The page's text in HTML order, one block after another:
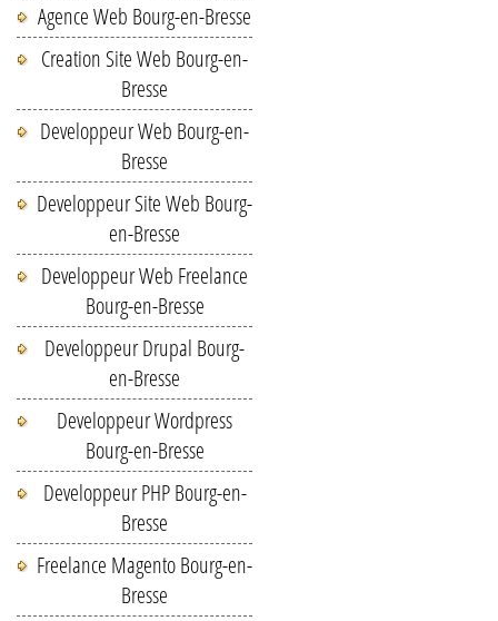
Agence Web Bourg-en-Bresse
Creation Site Web Bourg-en-
Bresse
Developpeur Web Bourg-en-
Bresse
Developpeur Site Web Bourg-
en-Bresse
Developpeur Web Freelance
Bourg-en-Bresse
Developpeur Drupal Bourg-
en-Bresse
Developpeur Wordpress
Bourg-en-Bresse
Developpeur PHP Bourg-en-
Bresse
Freelance Magento Bourg-en-
Bresse